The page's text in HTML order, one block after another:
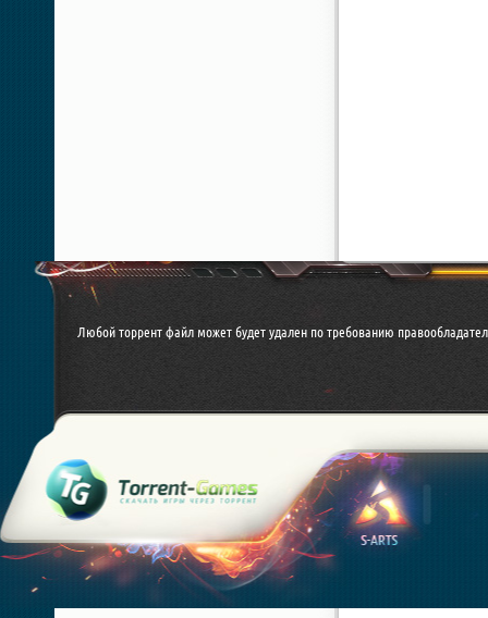
Любой торрент файл может будет удален по требованию